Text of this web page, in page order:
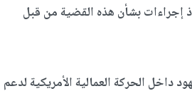
إجراءات بشأن هذه القضية من قبل
الجهود داخل الحركة العمالية الأمريكية لدعم